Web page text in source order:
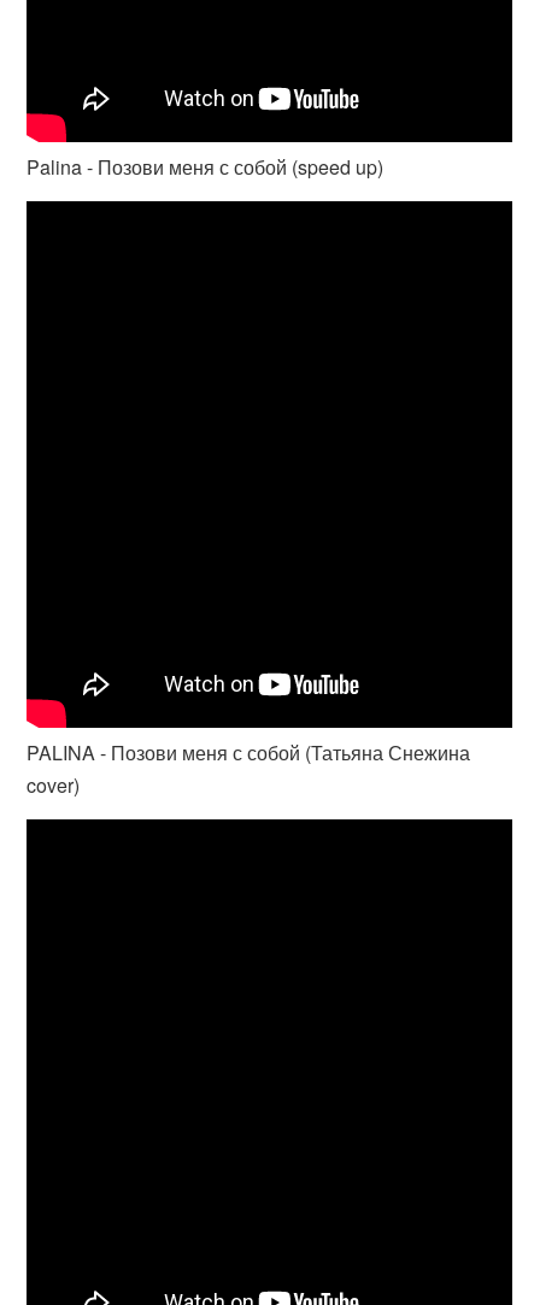
Palina - Позови меня с собой (speed up)
PALINA - Позови меня с собой (Татьяна Снежина
cover)